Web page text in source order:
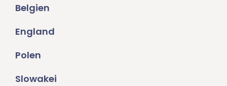
Belgien
England
Polen
Slowakei